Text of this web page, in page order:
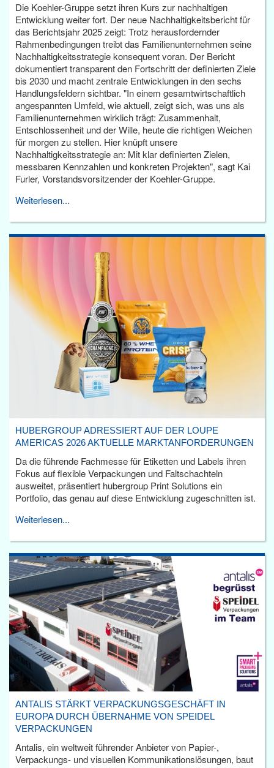
Die Koehler-Gruppe setzt ihren Kurs zur nachhaltigen
Entwicklung weiter fort. Der neue Nachhaltigkeitsbericht für
das Berichtsjahr 2025 zeigt: Trotz herausfordernder
Rahmenbedingungen treibt das Familienunternehmen seine
Nachhaltigkeitsstrategie konsequent voran. Der Bericht
dokumentiert transparent den Fortschritt der definierten Ziele
bis 2030 und macht zentrale Entwicklungen in den sechs
Handlungsfeldern sichtbar. "In einem gesamtwirtschaftlich
angespannten Umfeld, wie aktuell, zeigt sich, was uns als
Familienunternehmen wirklich trägt: Zusammenhalt,
Entschlossenheit und der Wille, heute die richtigen Weichen
für morgen zu stellen. Hier knüpft unsere
Nachhaltigkeitsstrategie an: Mit klar definierten Zielen,
messbaren Kennzahlen und konkreten Projekten", sagt Kai
Furler, Vorstandsvorsitzender der Koehler-Gruppe.
Weiterlesen...
HUBERGROUP ADRESSIERT AUF DER LOUPE
AMERICAS 2026 AKTUELLE MARKTANFORDERUNGEN
Da die führende Fachmesse für Etiketten und Labels ihren
Fokus auf flexible Verpackungen und Faltschachteln
ausweitet, präsentiert hubergroup Print Solutions ein
Portfolio, das genau auf diese Entwicklung zugeschnitten ist.
Weiterlesen...
ANTALIS STÄRKT VERPACKUNGSGESCHÄFT IN
EUROPA DURCH ÜBERNAHME VON SPEIDEL
VERPACKUNGEN
Antalis, ein weltweit führender Anbieter von Papier-,
Verpackungs- und visuellen Kommunikationslösungen, baut